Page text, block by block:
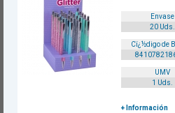
Envase
20 Uds.
Cï¿½digo de
UMV
1 Uds.
+ Información